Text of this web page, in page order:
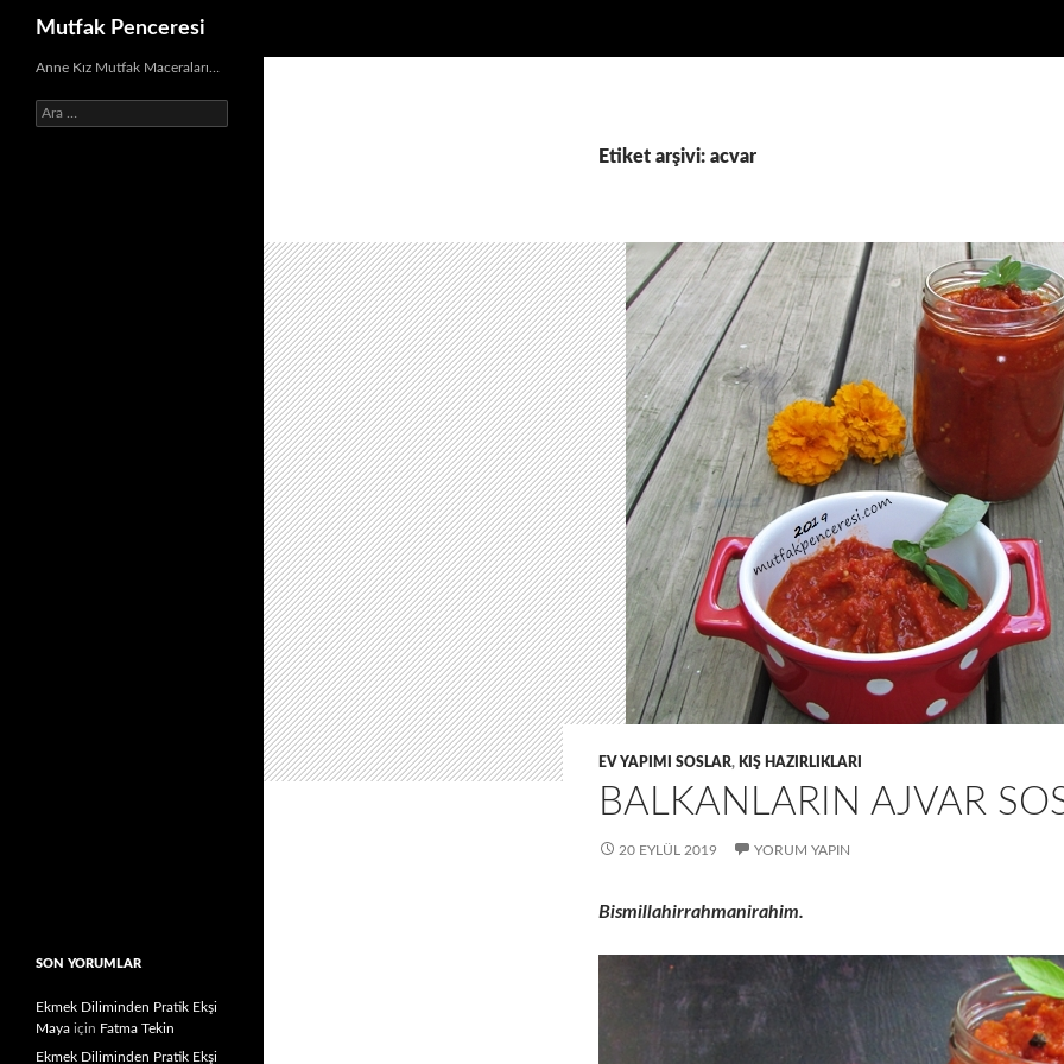
İçeriğe
Mutfak Penceresi
Etiket arşivi: acvar
EV YAPIMI SOSLAR, KIŞ HAZIRLIKLARI
BALKANLARIN AJVAR
20 EYLÜL 2019 YORUM YAPIN
Bismillahirrahmanirahim.
Anne Kız Mutfak Maceraları…
Arama:
SON YORUMLAR
Ekmek Diliminden Pratik Ekşi
Maya için Fatma Tekin
Ekmek Diliminden Pratik Ekşi